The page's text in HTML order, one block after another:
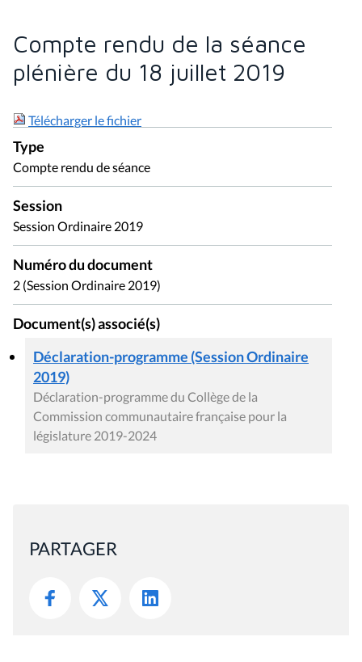
Compte rendu de la séance
plénière du 18 juillet 2019
Télécharger le fichier
Type
Compte rendu de séance
Session
Session Ordinaire 2019
Numéro du document
2 (Session Ordinaire 2019)
Document(s) associé(s)
Déclaration-programme (Session Ordinaire
2019)
Déclaration-programme du Collège de la
Commission communautaire française pour la
législature 2019-2024
PARTAGER